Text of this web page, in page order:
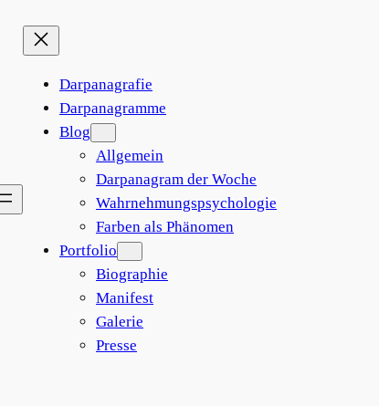
Darpanagrafie
Darpanagramme
Blog
Allgemein
Darpanagram der Woche
Wahrnehmungspsychologie
Farben als Phänomen
Portfolio
Biographie
Manifest
Galerie
Presse